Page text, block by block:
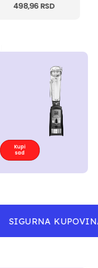
4.474,82RSD
Kupi
sad
SIGURNA